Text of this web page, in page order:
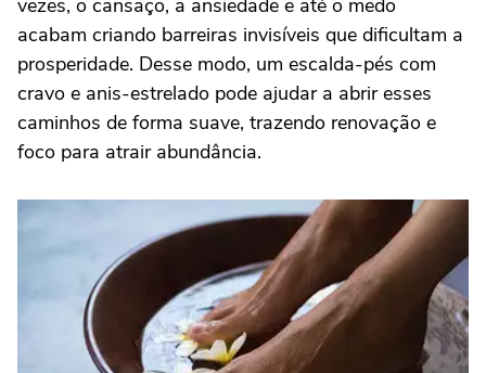
vezes, o cansaço, a ansiedade e até o medo
acabam criando barreiras invisíveis que dificultam a
prosperidade. Desse modo, um escalda-pés com
cravo e anis-estrelado pode ajudar a abrir esses
caminhos de forma suave, trazendo renovação e
foco para atrair abundância.